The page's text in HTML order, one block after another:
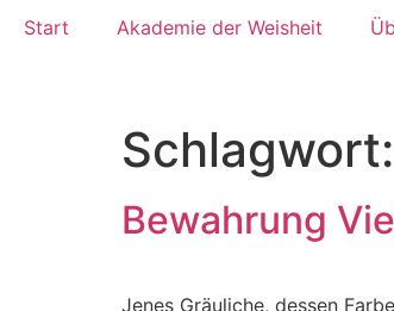
Zum
Inhalt
Start Akademie der Weisheit
Schlagwort:
Bewahrung
Jenes Gräuliche, dessen